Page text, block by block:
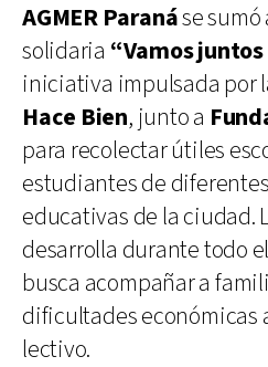
AGMER Paranáse sumó
solidaria “Vamos
iniciativa impulsada por
Hace Bien, junto a
para recolectar útiles
estudiantes de
educativas de la ciudad.
desarrolla durante todo
busca acompañar a
dificultades económicas
lectivo.